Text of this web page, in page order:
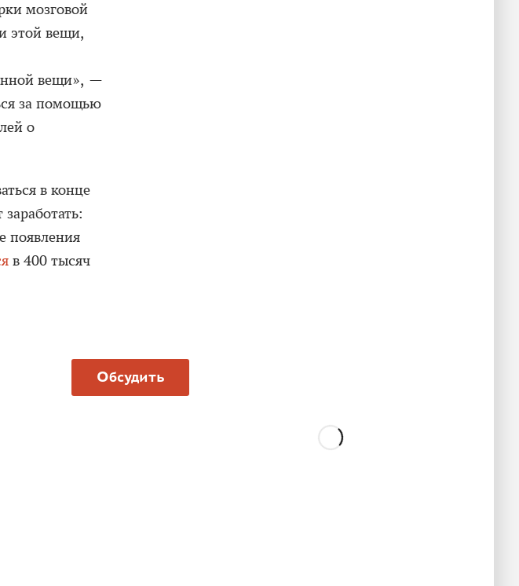
мозговой
этой вещи,
вещи», —
за помощью
о
в конце
появления
в 400 тысяч
Обсудить